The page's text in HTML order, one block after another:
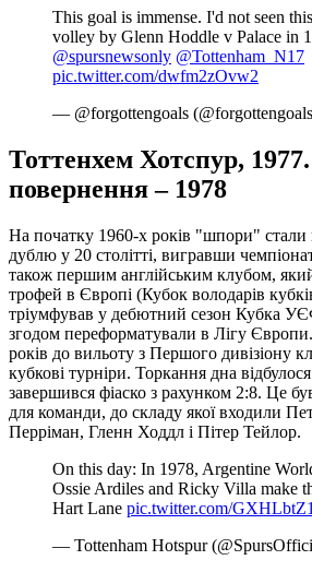
This goal is immense. I'd not seen
volley by Glenn Hoddle v Palace in
@spursnewsonly @Tottenham_N17
pic.twitter.com/dwfm2zOvw2
— @forgottengoals
Тоттенхем Хотспур,
повернення – 1978
На початку 1960-х років "шпори"
дублю у 20 столітті, вигравши
також першим англійським клубом,
трофей в Європі (Кубок володарів
тріумфував у дебютний сезон Кубка
згодом переформатували в Лігу
років до вильоту з Першого дивізіону
кубкові турніри. Торкання дна
завершився фіаско з рахунком 2:8. Це
для команди, до складу якої входили
Перріман, Гленн Ходдл і Пітер Тейлор.
On this day: In 1978, Argentine
Ossie Ardiles and Ricky Villa make
Hart Lane pic.twitter.com/
— Tottenham Hotspur